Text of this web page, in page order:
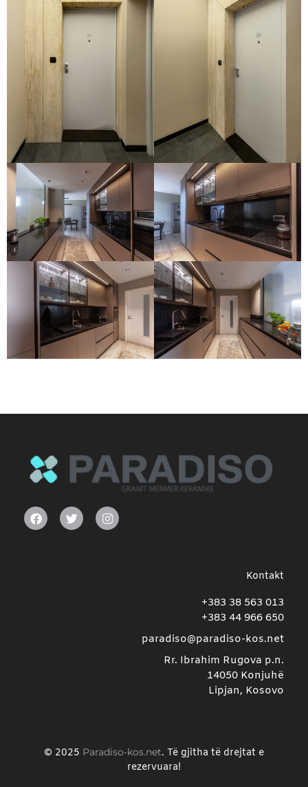
Kontakt
+383 38 563 013
+383 44 966 650
paradiso@paradiso-kos.net
Rr. Ibrahim Rugova p.n.
14050 Konjuhë
Lipjan, Kosovo
© 2025 Paradiso-kos.net. Të gjitha të drejtat e
rezervuara!